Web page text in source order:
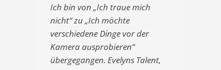
Ich bin von „Ich traue mich
nicht“ zu „Ich möchte
verschiedene Dinge vor der
Kamera ausprobieren“
übergegangen. Evelyns Talent,